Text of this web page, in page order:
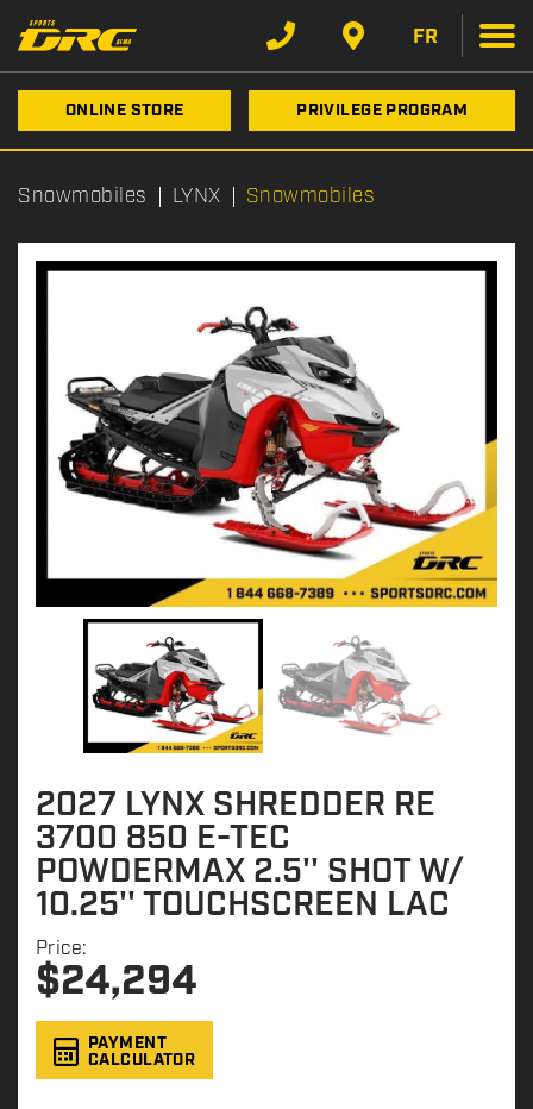
FR
ONLINE STORE PRIVILEGE PROGRAM
Snowmobiles LYNX Snowmobiles
2027 LYNX SHREDDER RE
3700 850 E-TEC
POWDERMAX 2.5'' SHOT W/
10.25'' TOUCHSCREEN LAC
Price:
$24,294
PAYMENT
CALCULATOR